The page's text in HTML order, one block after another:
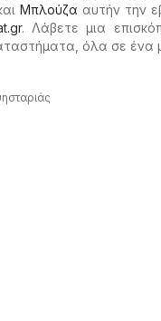
Μπλούζα αυτήν την
. Λάβετε μια
όλα σε ένα